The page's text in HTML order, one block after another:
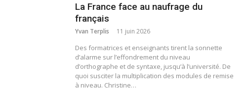
La France face au naufrage du
français
Yvan Terplis 11 juin 2026
Des formatrices et enseignants tirent la sonnette
d’alarme sur l’effondrement du niveau
d’orthographe et de syntaxe, jusqu’à l’université. De
quoi susciter la multiplication des modules de remise
à niveau. Christine…